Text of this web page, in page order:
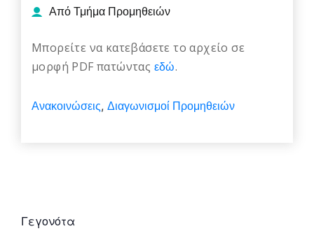
Από Τμήμα Προμηθειών
Μπορείτε να κατεβάσετε το αρχείο σε
μορφή PDF πατώντας εδώ.
Ανακοινώσεις, Διαγωνισμοί Προμηθειών
Γεγονότα